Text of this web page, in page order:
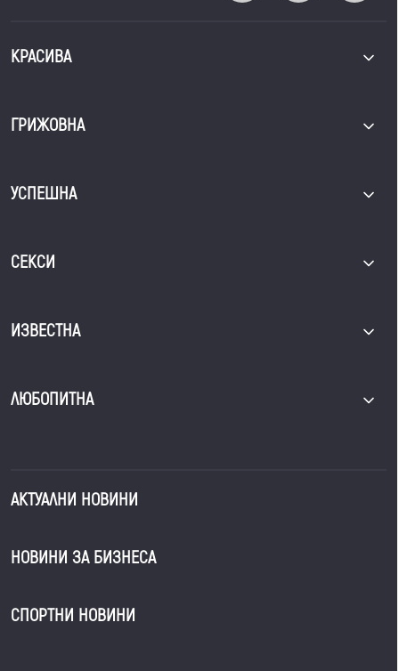
КРАСИВА
ГРИЖОВНА
УСПЕШНА
СЕКСИ
ИЗВЕСТНА
ЛЮБОПИТНА
АКТУАЛНИ НОВИНИ
НОВИНИ ЗА БИЗНЕСА
СПОРТНИ НОВИНИ